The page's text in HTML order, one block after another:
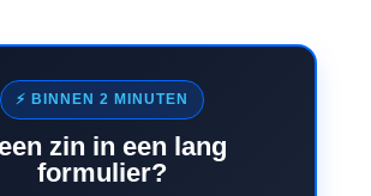
⚡ BINNEN 2 MINUTEN
zin in een lang
formulier?